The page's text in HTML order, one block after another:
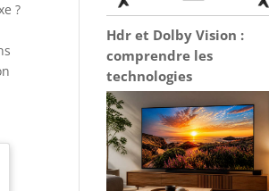
?
Hdr et Dolby Vision :
comprendre les
technologies